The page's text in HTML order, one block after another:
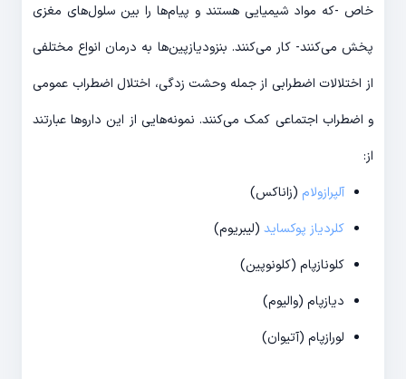
خاص -که مواد شیمیایی هستند و پیام‌ها را بین سلول‌های مغزی
پخش می‌کنند- کار می‌کنند. بنزودیازپین‌ها به درمان انواع مختلفی
از اختلالات اضطرابی از جمله وحشت زدگی، اختلال اضطراب عمومی
و اضطراب اجتماعی کمک می‌کنند. نمونه‌هایی از این داروها عبارتند
از:
آلپرازولام (زاناکس)
کلردیاز پوکساید (لیبریوم)
کلونازپام (کلونوپین)
دیازپام (والیوم)
لورازپام (آتیوان)